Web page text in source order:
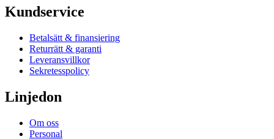
Kundservice
Betalsätt & finansiering
Returrätt & garanti
Leveransvillkor
Sekretesspolicy
Linjedon
Om oss
Personal